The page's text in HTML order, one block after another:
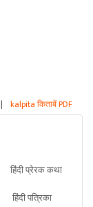
| kalpita किताबें PDF
हिंदी प्रेरक कथा
हिंदी पत्रिका